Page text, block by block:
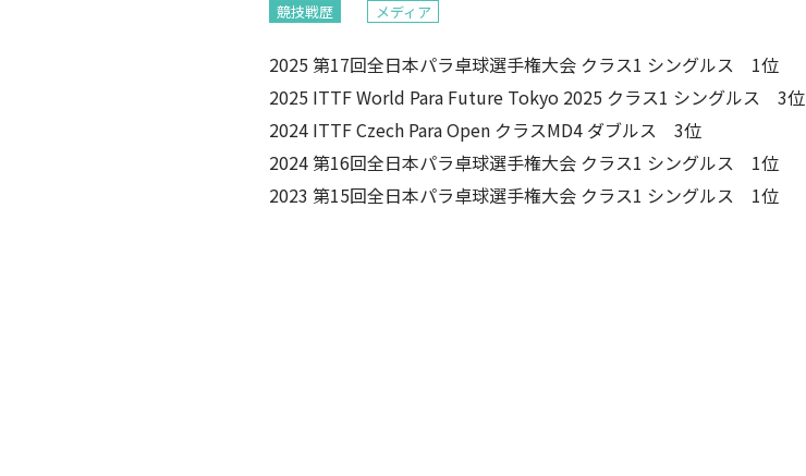
競技戦歴 メディア
2025 第17回全日本パラ卓球選手権大会 クラス1 シングルス 1位
2025 ITTF World Para Future Tokyo 2025 クラス1 シングルス 3位
2024 ITTF Czech Para Open クラスMD4 ダブルス 3位
2024 第16回全日本パラ卓球選手権大会 クラス1 シングルス 1位
2023 第15回全日本パラ卓球選手権大会 クラス1 シングルス 1位